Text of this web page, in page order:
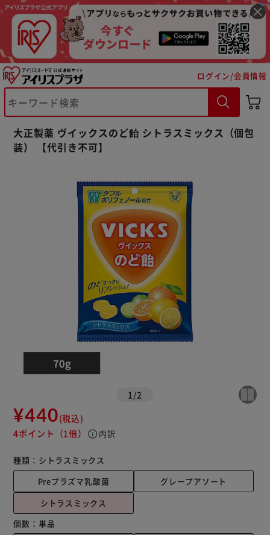
ログイン/会員情報
大正製薬 ヴイックスのど飴 シトラスミックス（個包
装） 【代引き不可】
1 /2
¥440(税込)
4ポイント （1倍） info 内訳
種類： シトラスミックス
Preプラズマ乳酸菌
グレープアソート
シトラスミックス
個数： 単品
※ご確認ください
カートに入れる 購入手続きへ